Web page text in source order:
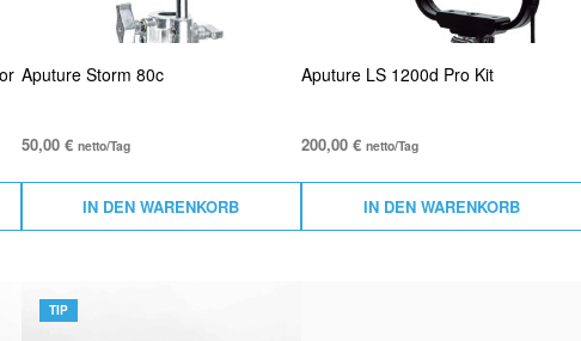
Aputure Storm 80c
50,00 € netto/Tag
IN DEN WARENKORB
Aputure LS 1200d Pro Kit
200,00€ netto/Tag
IN DEN WARENKORB
TIP